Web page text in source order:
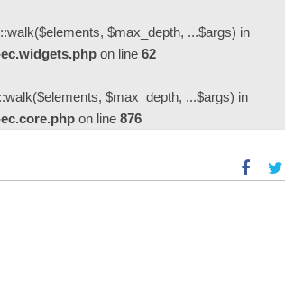
$max_depth, ...$args) in
on line 62
$max_depth, ...$args) in
on line 876